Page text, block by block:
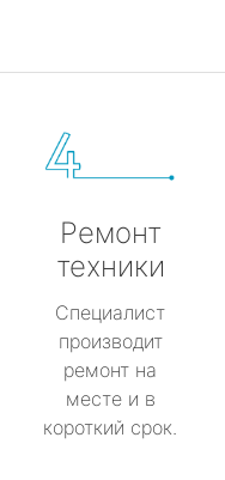
Ремонт
техники
Специалист
производит
ремонт на
месте и в
короткий срок.